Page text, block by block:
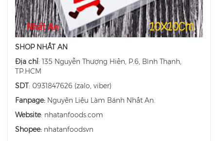
SHOP NHẤT AN
Địa chỉ: 135 Nguyễn Thượng Hiền, P.6, Bình Thạnh,
TP.HCM
SDT: 0931847626 (zalo, viber)
Fanpage: Nguyên Liệu Làm Bánh Nhất An.
Website: nhatanfoods.com
Shopee: nhatanfoodsvn